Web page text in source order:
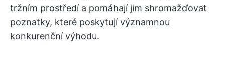
tržním prostředí a pomáhají jim shromažďovat
poznatky, které poskytují významnou
konkurenční výhodu.